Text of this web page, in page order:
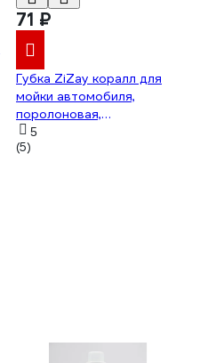
71 ₽
Губка ZiZay коралл для
мойки автомобиля,
поролоновая,
крупнопористая,
прямоугольная форма,
5
(5)